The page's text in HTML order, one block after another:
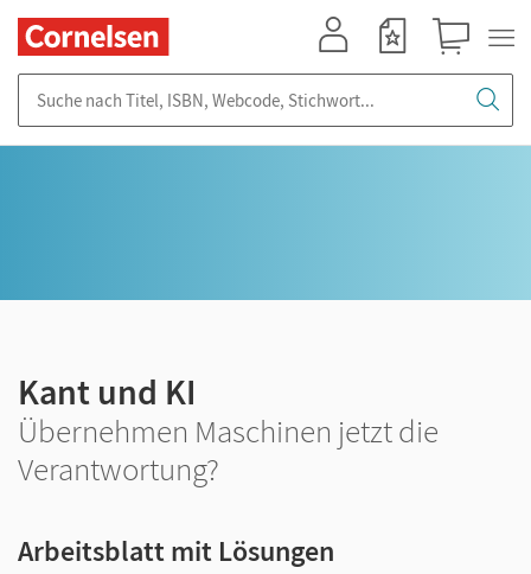
Kant und KI
Übernehmen Maschinen jetzt die
Verantwortung?
Arbeitsblatt mit Lösungen